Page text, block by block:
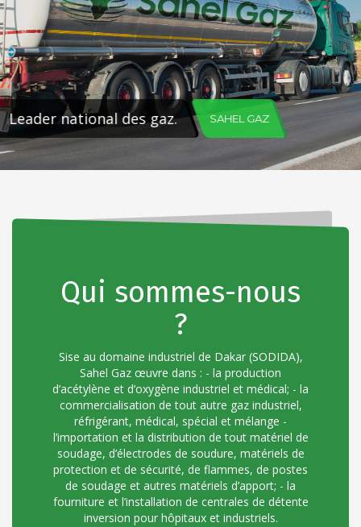
Leader national des gaz. SAHEL GAZ
Qui sommes-nous
?
Sise au domaine industriel de Dakar (SODIDA),
Sahel Gaz œuvre dans : - la production
d’acétylène et d’oxygène industriel et médical; - la
commercialisation de tout autre gaz industriel,
réfrigérant, médical, spécial et mélange -
l’importation et la distribution de tout matériel de
soudage, d’électrodes de soudure, matériels de
protection et de sécurité, de flammes, de postes
de soudage et autres matériels d’apport; - la
fourniture et l’installation de centrales de détente
inversion pour hôpitaux et industriels.